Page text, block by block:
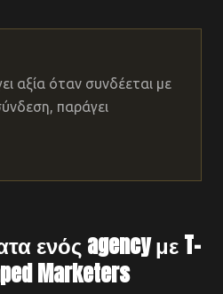
αξία όταν συνδέεται με
παράγει
ενός agency με T-
Marketers